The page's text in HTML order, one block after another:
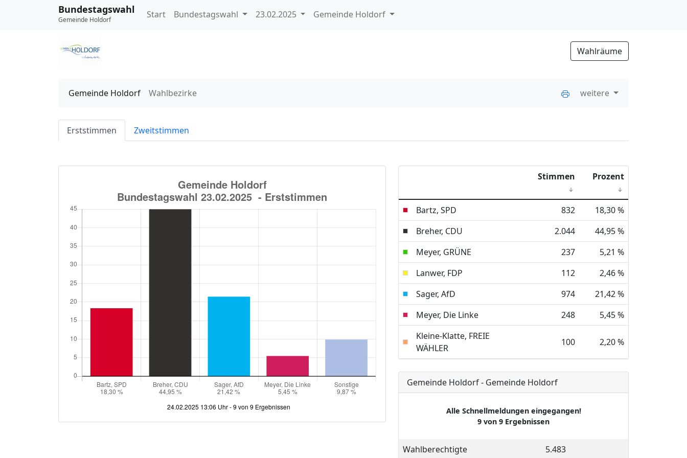
Bundestagswahl
Gemeinde Holdorf Start Bundestagswahl 23.02.2025 Gemeinde Holdorf
Wahlräume
Gemeinde Holdorf Wahlbezirke weitere
Erststimmen Zweitstimmen
Stimmen Prozent
Bartz, SPD 832
18,30 %
Breher, CDU
2.044
44,95 %
Meyer, GRÜNE
237
5,21 %
Lanwer, FDP
112
2,46 %
Sager, AfD
974
21,42 %
Meyer, Die Linke
248
5,45 %
Kleine-Klatte, FREIE
WÄHLER
100 2,20 %
Gemeinde Holdorf - Gemeinde Holdorf
Alle Schnellmeldungen eingegangen!
9 von 9 Ergebnissen
Wahlberechtigte 5.483